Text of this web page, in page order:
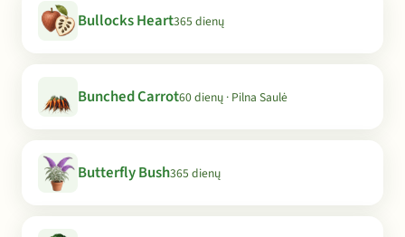
Bullocks Heart365 dienų
Bunched Carrot60 dienų · Pilna Saulė
Butterfly Bush365 dienų